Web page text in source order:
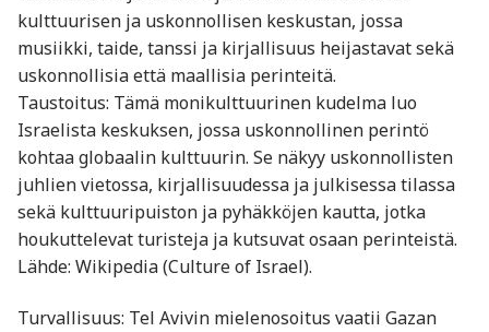
kulttuurisen ja uskonnollisen keskustan, jossa
musiikki, taide, tanssi ja kirjallisuus heijastavat sekä
uskonnollisia että maallisia perinteitä.
Taustoitus: Tämä monikulttuurinen kudelma luo
Israelista keskuksen, jossa uskonnollinen perintö
kohtaa globaalin kulttuurin. Se näkyy uskonnollisten
juhlien vietossa, kirjallisuudessa ja julkisessa tilassa
sekä kulttuuripuiston ja pyhäkköjen kautta, jotka
houkuttelevat turisteja ja kutsuvat osaan perinteistä.
Lähde: Wikipedia (Culture of Israel).
Turvallisuus: Tel Avivin mielenosoitus vaatii Gazan